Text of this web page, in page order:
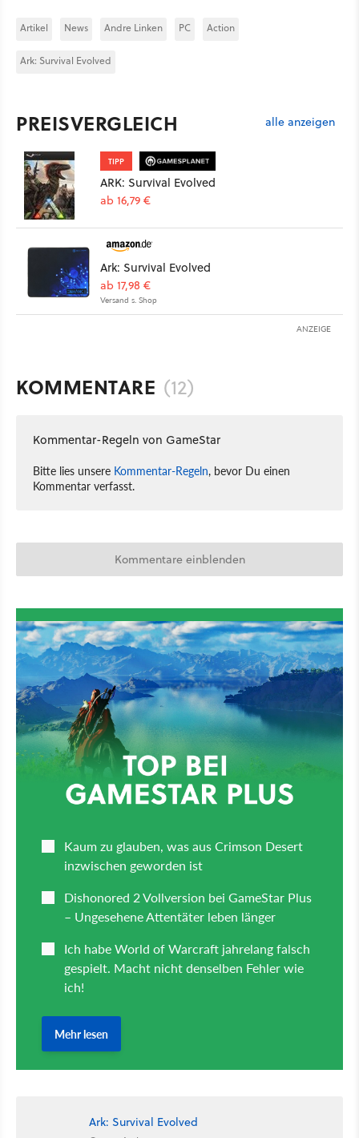
Artikel News Andre Linken PC Action
Ark: Survival Evolved
PREISVERGLEICH alle anzeigen
TIPP
ARK: Survival Evolved
ab 16,79 €
Ark: Survival Evolved
ab 17,98 €
Versand s. Shop
ANZEIGE
KOMMENTARE (12)
Kommentar-Regeln von GameStar
Bitte lies unsere Kommentar-Regeln, bevor Du einen
Kommentar verfasst.
Kommentare einblenden
Ark: Survival Evolved